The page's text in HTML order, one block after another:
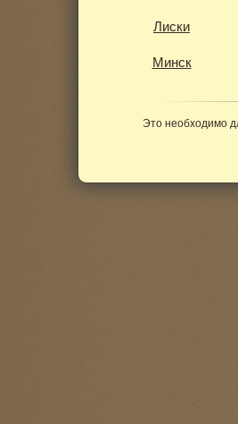
Лиски
Минск
Это необходимо